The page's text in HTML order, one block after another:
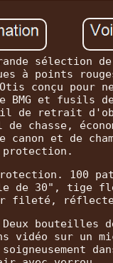
sélection
à points
Otis conçu
et fusils de
de retrait
chasse,
canon et de
protection.
100
de 30", tige
bouteilles
vidéo sur un